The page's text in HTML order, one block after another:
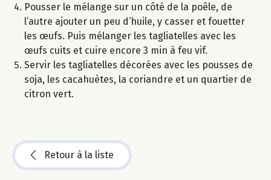
Pousser le mélange sur un côté de la poêle, de
l’autre ajouter un peu d’huile, y casser et fouetter
les œufs. Puis mélanger les tagliatelles avec les
œufs cuits et cuire encore 3 min à feu vif.
Servir les tagliatelles décorées avec les pousses de
soja, les cacahuètes, la coriandre et un quartier de
citron vert.
Retour à la liste